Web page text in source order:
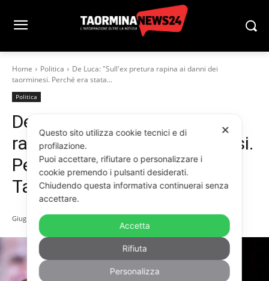
Home Politica
De Luca: "Sull'ex pretura rapina ai danni dei
taorminesi. Perché era stata...
Politica
De Luca: “Sull’ex pretura
rapina ai danni dei taorminesi.
Perché era stata regalata a
TaoArte?”
Giugno 2, 2026
✕
Questo sito utilizza cookie tecnici e di
profilazione.
Puoi accettare, rifiutare o personalizzare i
cookie premendo i pulsanti desiderati.
Chiudendo questa informativa continuerai senza
accettare.
Accetta
Rifiuta
Personalizza